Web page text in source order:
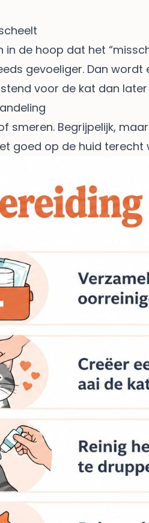
de hoop dat het
gevoeliger. Dan
voor de kat dan
smeren. Begrijpelijk,
goed op de huid terecht